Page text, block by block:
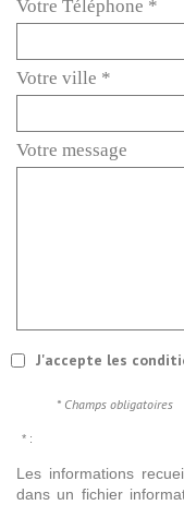
Votre Téléphone *
Votre ville *
Votre message
J'accepte les
* Champs obligatoires
* :
Les informations
dans un fichier